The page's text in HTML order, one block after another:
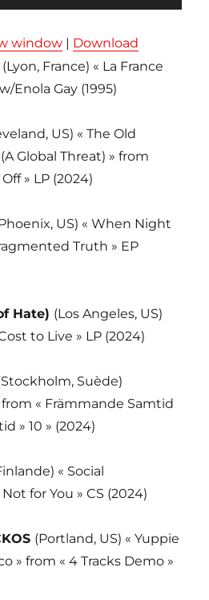
window | Download
(Lyon, France) « La France
Enola Gay (1995)
US) « The Old
Global Threat) » from
» LP (2024)
US) « When Night
Truth » EP
Hate) (Los Angeles, US)
to Live » LP (2024)
Suède)
« Främmande Samtid
» 10 » (2024)
« Social
for You » CS (2024)
(Portland, US) « Yuppie
» from « 4 Tracks Demo »